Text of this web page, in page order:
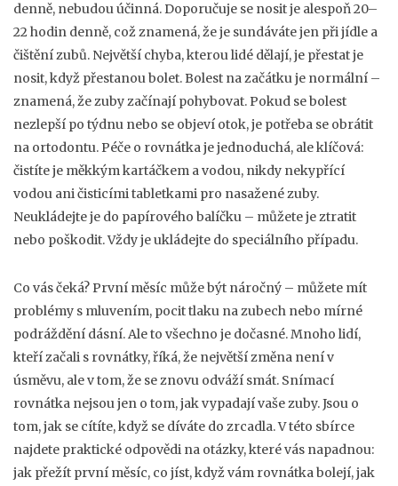
denně, nebudou účinná. Doporučuje se nosit je alespoň 20–
22 hodin denně, což znamená, že je sundáváte jen při jídle a
čištění zubů. Největší chyba, kterou lidé dělají, je přestat je
nosit, když přestanou bolet. Bolest na začátku je normální –
znamená, že zuby začínají pohybovat. Pokud se bolest
nezlepší po týdnu nebo se objeví otok, je potřeba se obrátit
na ortodontu. Péče o rovnátka je jednoduchá, ale klíčová:
čistíte je měkkým kartáčkem a vodou, nikdy nekypřící
vodou ani čisticími tabletkami pro nasažené zuby.
Neukládejte je do papírového balíčku – můžete je ztratit
nebo poškodit. Vždy je ukládejte do speciálního případu.
Co vás čeká? První měsíc může být náročný – můžete mít
problémy s mluvením, pocit tlaku na zubech nebo mírné
podráždění dásní. Ale to všechno je dočasné. Mnoho lidí,
kteří začali s rovnátky, říká, že největší změna není v
úsměvu, ale v tom, že se znovu odváží smát. Snímací
rovnátka nejsou jen o tom, jak vypadají vaše zuby. Jsou o
tom, jak se cítíte, když se díváte do zrcadla. V této sbírce
najdete praktické odpovědi na otázky, které vás napadnou:
jak přežít první měsíc, co jíst, když vám rovnátka bolejí, jak